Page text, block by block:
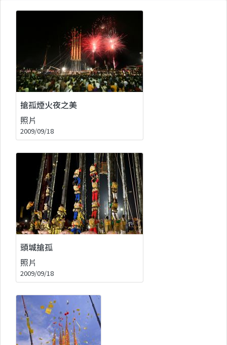
搶孤煙火夜之美
照片
2009/09/18
頭城搶孤
照片
2009/09/18